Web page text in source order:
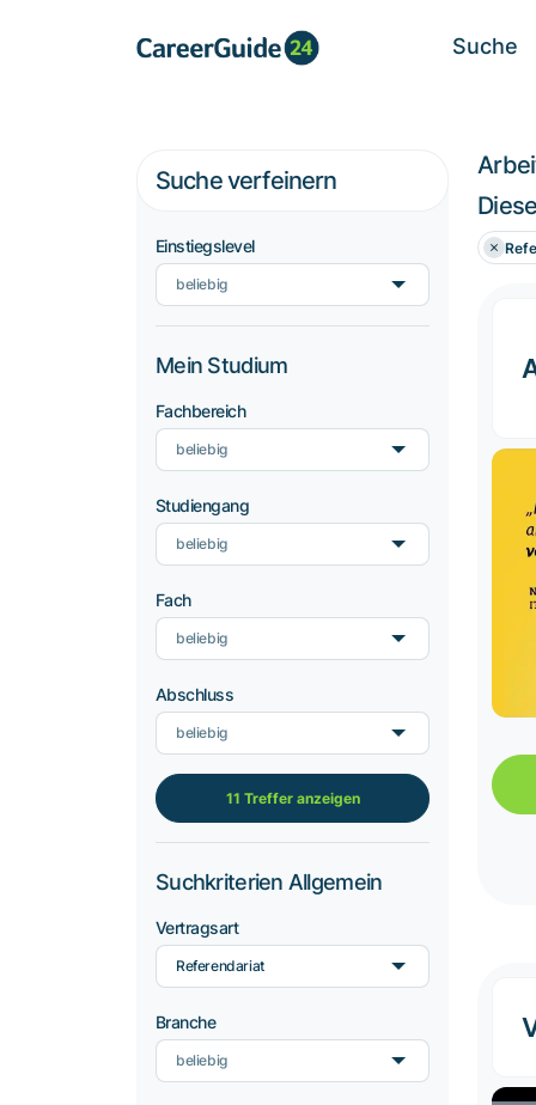
Suche
Suche verfeinern
Einstiegslevel
beliebig
Mein Studium
Fachbereich
beliebig
Studiengang
beliebig
Fach
beliebig
Abschluss
beliebig
11 Treffer anzeigen
Suchkriterien Allgemein
Vertragsart
Referendariat
Branche
beliebig